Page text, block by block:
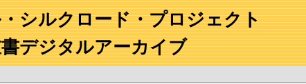
シルクロード・プロジェクト
デジタルアーカイブ